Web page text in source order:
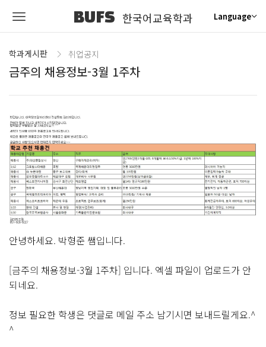
BUFS 한국어교육학과 Language
학과게시판 취업공지
금주의 채용정보-3월 1주차
안녕하세요. 박형준 쌤입니다.
[금주의 채용정보-3월 1주차] 입니다. 엑셀 파일이 업로드가 안
되네요.
정보 필요한 학생은 댓글로 메일 주소 남기시면 보내드릴게요.^
^